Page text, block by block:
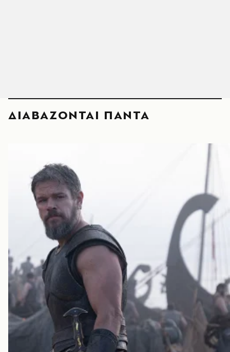
ΔΙΑΒΑΖΟΝΤΑΙ ΠΑΝΤΑ